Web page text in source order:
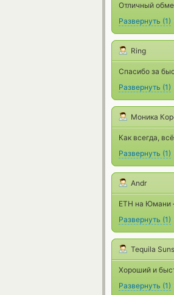
Отличный
Развернуть (1)
Ring
Спасибо за
Развернуть (1)
Моника
Как всегда,
Развернуть (1)
Andr
ETH на
Развернуть (1)
Tequila
Хороший и
Развернуть (1)